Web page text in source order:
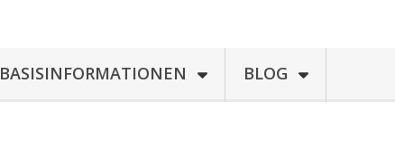
BASISINFORMATIONEN BLOG